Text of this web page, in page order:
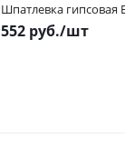
Шпатлевка гипсовая
552 руб./шт